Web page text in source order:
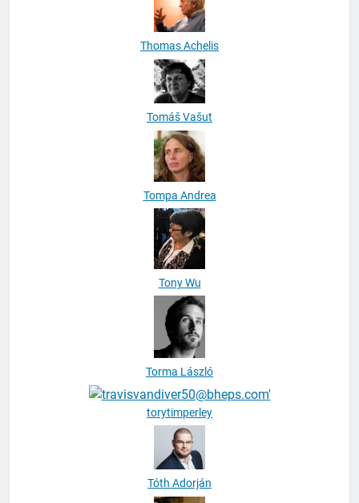
Thomas Achelis
Tomáš Vašut
Tompa Andrea
Tony Wu
Torma László
torytimperley
Tóth Adorján